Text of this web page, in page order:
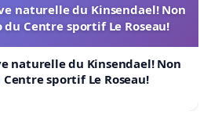
naturelle du Kinsendael! Non
Centre sportif Le Roseau!
naturelle du Kinsendael! Non
sportif Le Roseau!